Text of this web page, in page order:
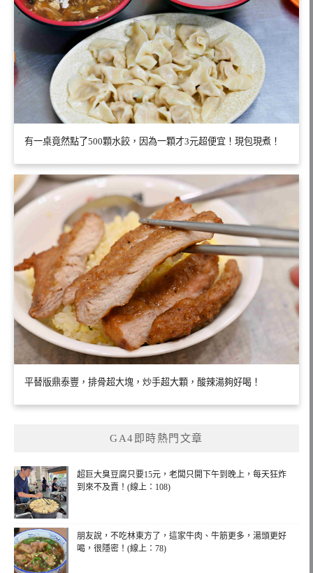
有一桌竟然點了500顆水餃，因為一顆才3元超便宜！現包現煮！
平替版鼎泰豐，排骨超大塊，炒手超大顆，酸辣湯夠好喝！
GA4即時熱門文章
超巨大臭豆腐只要15元，老闆只開下午到晚上，每天狂炸
到來不及賣！(線上：108)
朋友說，不吃林東方了，這家牛肉、牛筋更多，湯頭更好
喝，很隱密！(線上：78)